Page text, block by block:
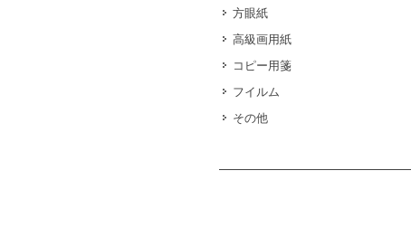
方眼紙
高級画用紙
コピー用箋
フイルム
その他